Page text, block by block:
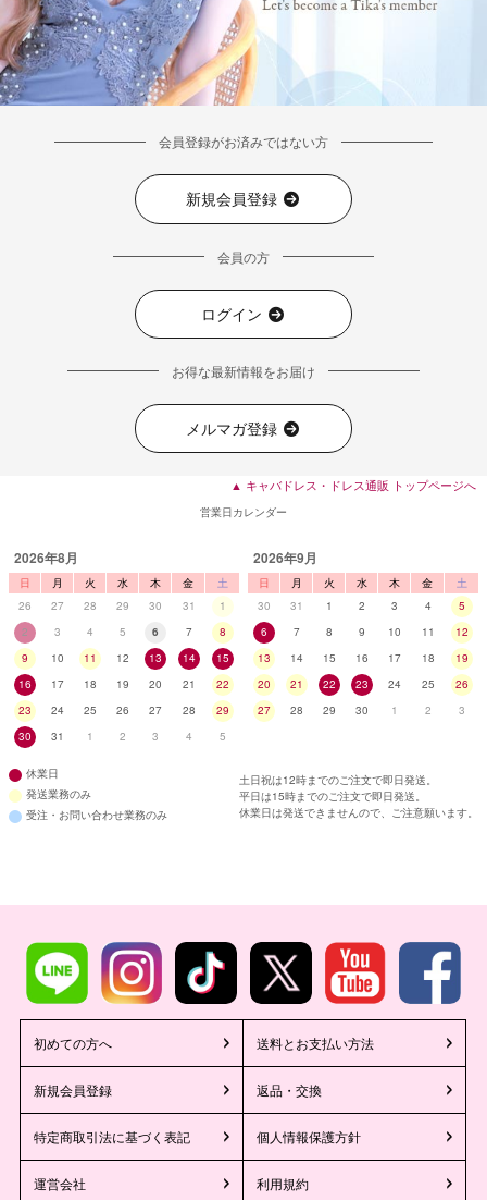
会員登録がお済みではない方
新規会員登録
会員の方
ログイン
お得な最新情報をお届け
メルマガ登録
▲ キャバドレス・ドレス通販 トップページへ
営業日カレンダー
2026年8月
日 月 火 水 木 金
土
26
27 28 29 30 31
1
2
3 4 5 6 7
8
9
10 11 12 13 14
15
16
17 18 19 20 21
22
23
24 25 26 27 28
29
30
31 1 2 3 4 5
2026年9月
日 月 火 水 木 金
土
30
31 1 2 3 4
5
6
7 8 9 10 11
12
13
14 15 16 17 18
19
20
21 22 23 24 25
26
27
28 29 30 1 2 3
休業日
発送業務のみ
受注・お問い合わせ業務のみ
土日祝は12時までのご注文で即日発送。
平日は15時までのご注文で即日発送。
休業日は発送できませんので、ご注意願います。
初めての方へ 送料とお支払い方法
新規会員登録 返品・交換
特定商取引法に基づく表記 個人情報保護方針
運営会社 利用規約